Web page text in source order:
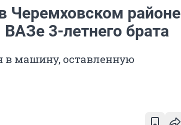
Черемховском районе
3-летнего брата
в машину, оставленную